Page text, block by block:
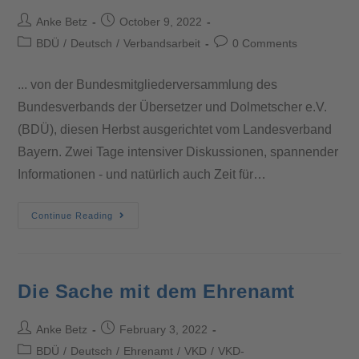
Anke Betz
October 9, 2022
BDÜ / Deutsch / Verbandsarbeit 0 Comments
... von der Bundesmitgliederversammlung des
Bundesverbands der Übersetzer und Dolmetscher e.V.
(BDÜ), diesen Herbst ausgerichtet vom Landesverband
Bayern. Zwei Tage intensiver Diskussionen, spannender
Informationen - und natürlich auch Zeit für…
Continue Reading
Die Sache mit dem Ehrenamt
Anke Betz
February 3, 2022
BDÜ / Deutsch / Ehrenamt / VKD / VKD-